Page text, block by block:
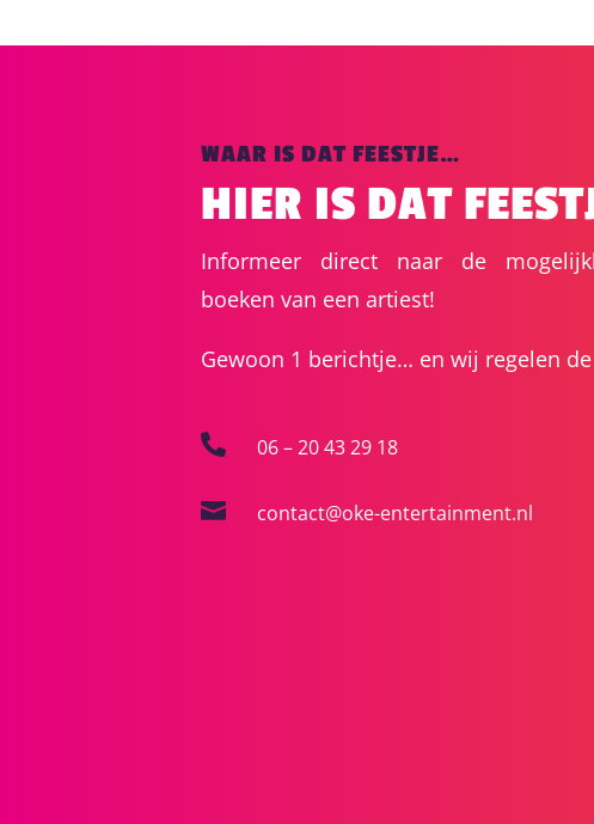
WAAR IS DAT FEESTJE…
HIER IS DAT
Informeer direct naar de
boeken van een artiest!
Gewoon 1 berichtje… en wij regelen
 06 – 20 43 29 18
 contact@oke-entertainment.nl